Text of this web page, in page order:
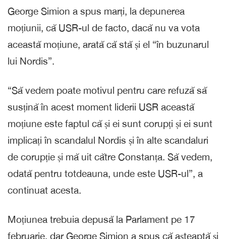
George Simion a spus marți, la depunerea
moțiunii, că USR-ul de facto, dacă nu va vota
această moțiune, arată că stă și el “în buzunarul
lui Nordis”.
“Să vedem poate motivul pentru care refuză să
susțină în acest moment liderii USR această
moțiune este faptul că și ei sunt corupți și ei sunt
implicați în scandalul Nordis și în alte scandaluri
de corupție și mă uit către Constanța. Să vedem,
odată pentru totdeauna, unde este USR-ul”, a
continuat acesta.
Moțiunea trebuia depusă la Parlament pe 17
februarie, dar George Simion a spus că așteaptă și